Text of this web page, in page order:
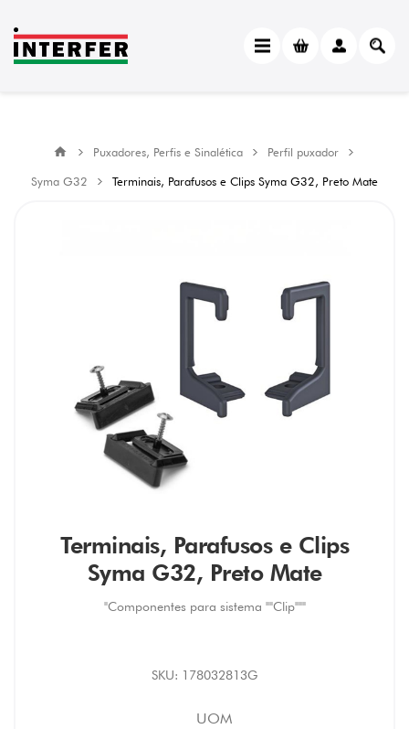
Puxadores, Perfis e Sinalética
Perfil puxador
Syma G32
Terminais, Parafusos e Clips Syma G32, Preto Mate
Terminais, Parafusos e Clips
Syma G32, Preto Mate
"Componentes para sistema ""Clip"""
SKU: 178032813G
UOM